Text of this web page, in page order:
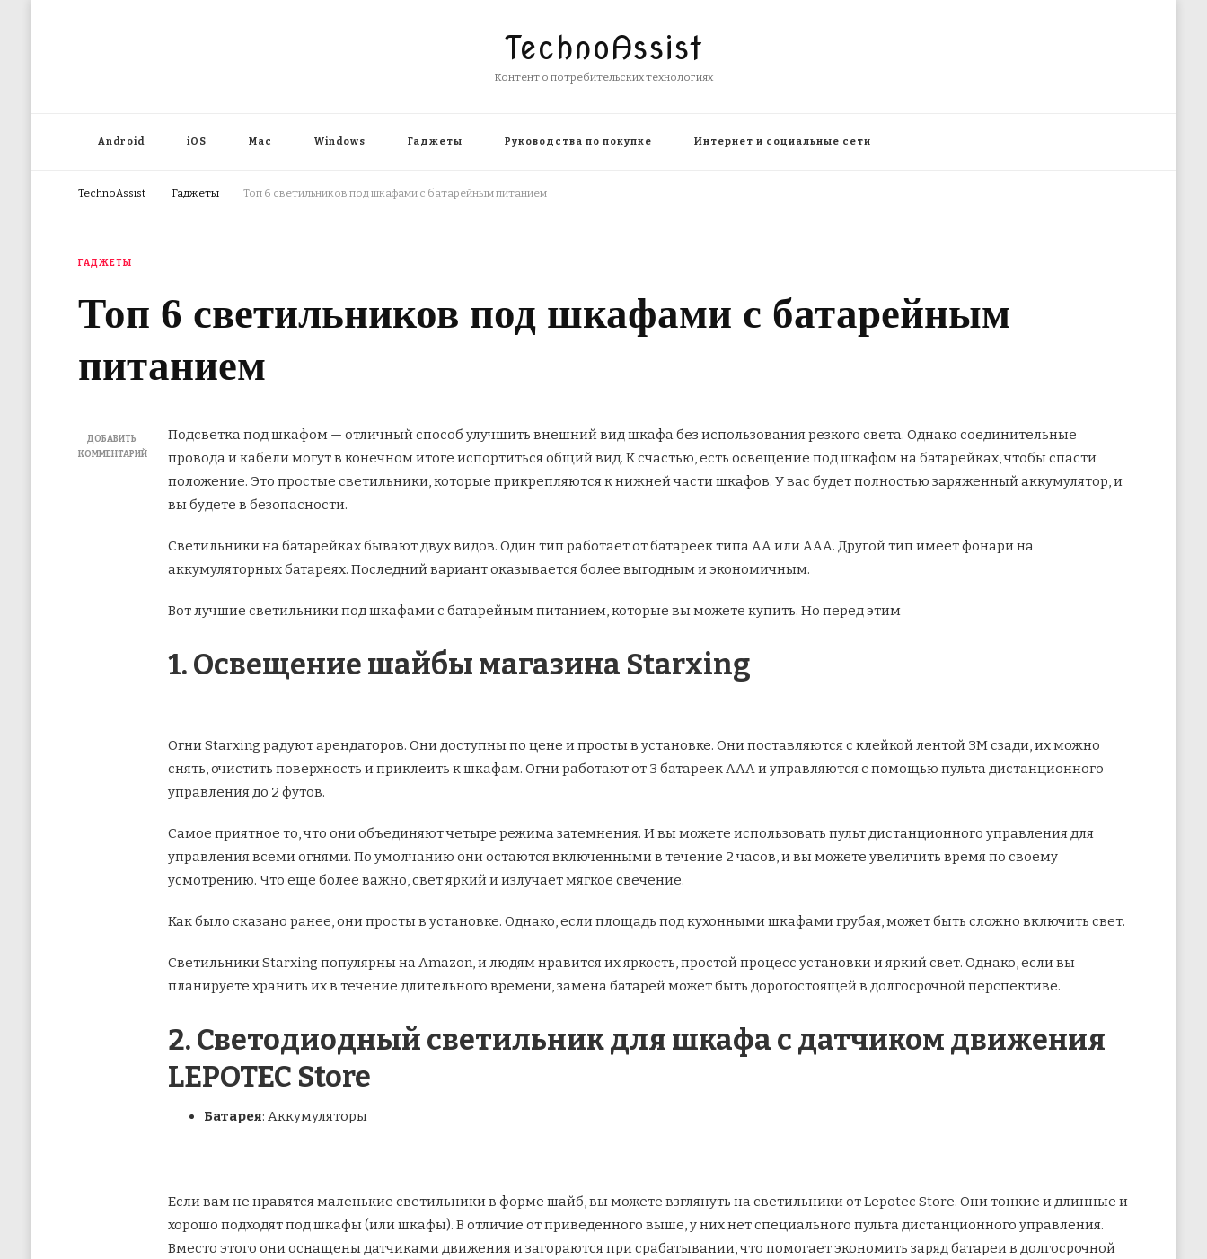
TechnoAssist
Контент о потребительских технологиях
Android iOS Mac Windows Гаджеты Руководства по покупке Интернет и социальные сети
TechnoAssist Гаджеты Топ 6 светильников под шкафами с батарейным питанием
ГАДЖЕТЫ
Топ 6 светильников под шкафами с батарейным
питанием
ДОБАВИТЬ
КОММЕНТАРИЙ
Подсветка под шкафом — отличный способ улучшить внешний вид шкафа без использования резкого света. Однако соединительные
провода и кабели могут в конечном итоге испортиться общий вид. К счастью, есть освещение подшкафом на батарейках, чтобы спасти
положение. Это простые светильники, которые прикрепляются к нижней части шкафов. У вас будет полностью заряженный аккумулятор, и
вы будете в безопасности.
Светильники на батарейках бывают двух видов. Один тип работает от батареек типа АА или ААА. Другой тип имеет фонари на
аккумуляторных батареях. Последний вариант оказывается более выгодным и экономичным.
Вот лучшие светильники под шкафами с батарейным питанием, которые вы можете купить. Но перед этим
1. Освещение шайбы магазина Starxing
Огни Starxing радуют арендаторов. Они доступны по цене и просты в установке. Они поставляются с клейкой лентой 3M сзади, их можно
снять, очистить поверхность и приклеить к шкафам. Огни работают от 3 батареек ААА и управляются с помощью пульта дистанционного
управления до 2 футов.
Самое приятное то, что они объединяют четыре режима затемнения. И вы можете использовать пульт дистанционного управления для
управления всеми огнями. По умолчанию они остаются включенными в течение 2 часов, и вы можете увеличить время по своему
усмотрению. Что еще более важно, свет яркий и излучает мягкое свечение.
Как было сказано ранее, они просты в установке. Однако, если площадь под кухонными шкафами грубая, может быть сложно включить свет.
Светильники Starxing популярны на Amazon, и людям нравится их яркость, простой процесс установки и яркий свет. Однако, если вы
планируете хранить их в течение длительного времени, замена батарей может быть дорогостоящей в долгосрочной перспективе.
2. Светодиодный светильник для шкафа с датчиком движения
LEPOTEC Store
Батарея: Аккумуляторы
Если вам не нравятся маленькие светильники в форме шайб, вы можете взглянуть на светильники от Lepotec Store. Они тонкие и длинные и
хорошо подходят под шкафы (или шкафы). В отличие от приведенного выше, у них нет специального пульта дистанционного управления.
Вместо этого они оснащены датчиками движения и загораются при срабатывании, что помогает экономить заряд батареи в долгосрочной